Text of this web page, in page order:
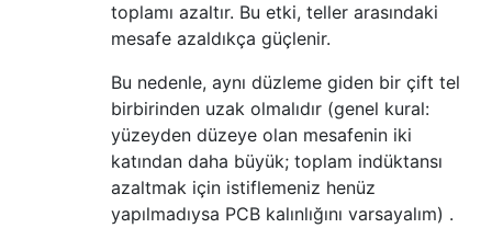
toplamı azaltır. Bu etki, teller arasındaki
mesafe azaldıkça güçlenir.
Bu nedenle, aynı düzleme giden bir çift tel
birbirinden uzak olmalıdır (genel kural:
yüzeyden düzeye olan mesafenin iki
katından daha büyük; toplam indüktansı
azaltmak için istiflemeniz henüz
yapılmadıysa PCB kalınlığını varsayalım) .